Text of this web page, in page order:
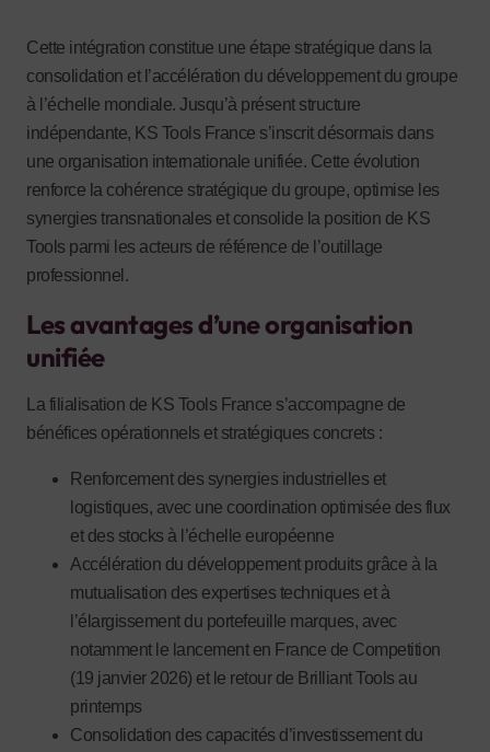
Cette intégration constitue une étape stratégique dans la
consolidation et l’accélération du développement du groupe
à l’échelle mondiale. Jusqu’à présent structure
indépendante, KS Tools France s’inscrit désormais dans
une organisation internationale unifiée. Cette évolution
renforce la cohérence stratégique du groupe, optimise les
synergies transnationales et consolide la position de KS
Tools parmi les acteurs de référence de l’outillage
professionnel.
Les avantages d’une organisation
unifiée
La filialisation de KS Tools France s’accompagne de
bénéfices opérationnels et stratégiques concrets :
Renforcement des synergies industrielles et
logistiques, avec une coordination optimisée des flux
et des stocks à l’échelle européenne
Accélération du développement produits grâce à la
mutualisation des expertises techniques et à
l’élargissement du portefeuille marques, avec
notamment le lancement en France de Competition
(19 janvier 2026) et le retour de Brilliant Tools au
printemps
Consolidation des capacités d’investissement du